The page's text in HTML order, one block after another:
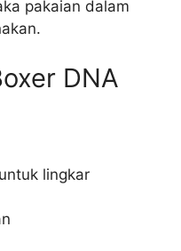
pakaian dalam
DNA
lingkar